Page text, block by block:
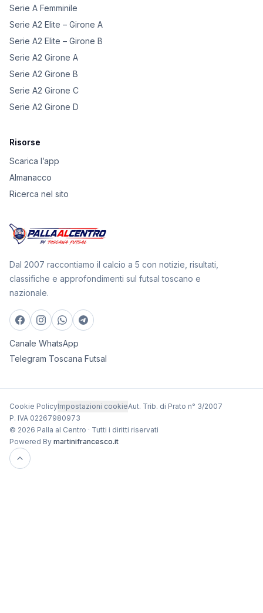
Serie A Femminile
Serie A2 Elite – Girone A
Serie A2 Elite – Girone B
Serie A2 Girone A
Serie A2 Girone B
Serie A2 Girone C
Serie A2 Girone D
Risorse
Scarica l’app
Almanacco
Ricerca nel sito
Dal 2007 raccontiamo il calcio a 5 con notizie, risultati,
classifiche e approfondimenti sul futsal toscano e
nazionale.
Canale WhatsApp
Telegram Toscana Futsal
Cookie PolicyImpostazioni cookieAut. Trib. di Prato n° 3/2007
P. IVA 02267980973
© 2026 Palla al Centro · Tutti i diritti riservati
Powered By martinifrancesco.it